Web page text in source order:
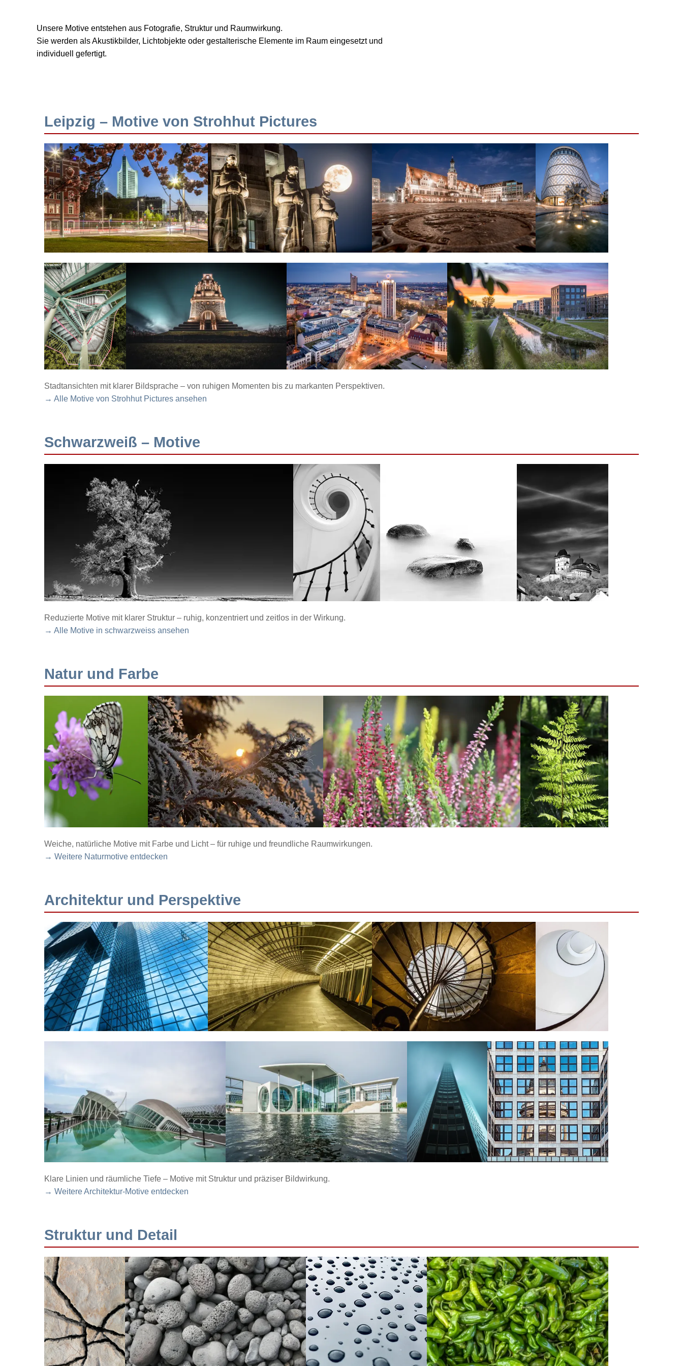
Unsere Motive entstehen aus Fotografie, Struktur und Raumwirkung.
Sie werden als Akustikbilder, Lichtobjekte oder gestalterische Elemente im Raum eingesetzt und
individuell gefertigt.
Leipzig – Motive von Strohhut Pictures
Stadtansichten mit klarer Bildsprache – von ruhigen Momenten bis zu markanten Perspektiven.
→ Alle Motive von Strohhut Pictures ansehen
Schwarzweiß – Motive
Reduzierte Motive mit klarer Struktur – ruhig, konzentriert und zeitlos in der Wirkung.
→ Alle Motive in schwarzweiss ansehen
Natur und Farbe
Weiche, natürliche Motive mit Farbe und Licht – für ruhige und freundliche Raumwirkungen.
→ Weitere Naturmotive entdecken
Architektur und Perspektive
Klare Linien und räumliche Tiefe – Motive mit Struktur und präziser Bildwirkung.
→ Weitere Architektur-Motive entdecken
Struktur und Detail